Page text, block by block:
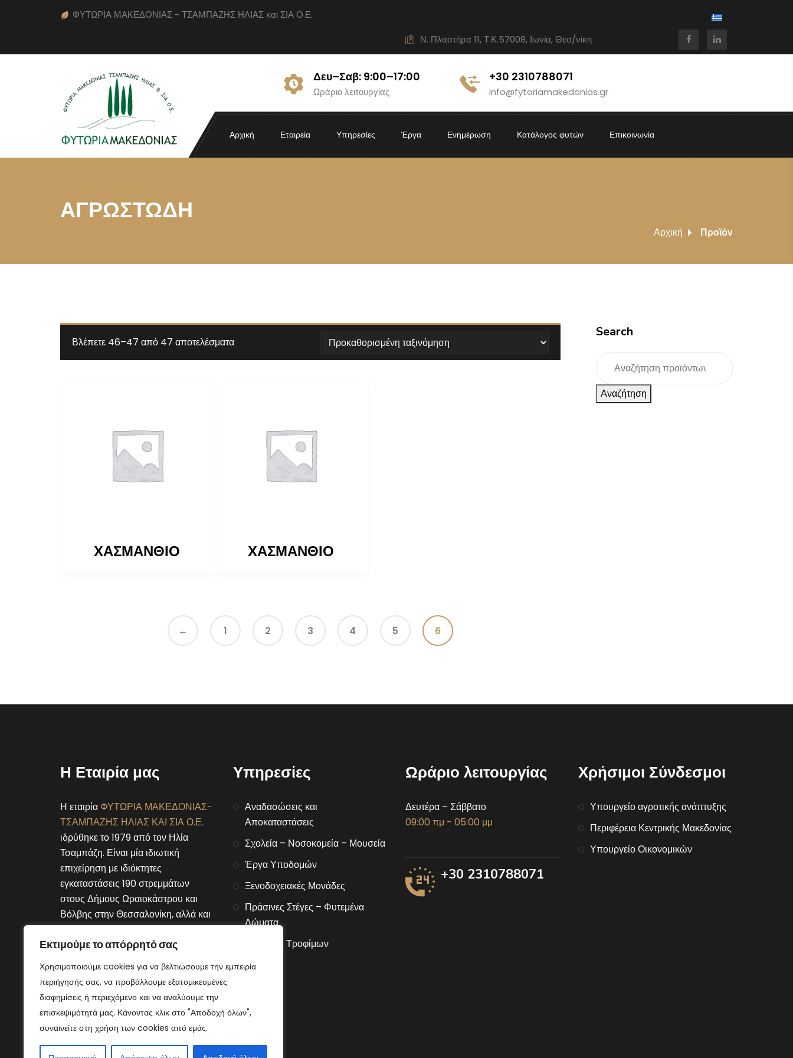
Εκτιμούμε το απόρρητό σας
Χρησιμοποιούμε cookies για να βελτιώσουμε την εμπειρία
περιήγησής σας, να προβάλλουμε εξατομικευμένες
διαφημίσεις ή περιεχόμενο και να αναλύουμε την
επισκεψιμότητά μας. Κάνοντας κλικ στο "Αποδοχή όλων",
συναινείτε στη χρήση των cookies από εμάς.
ΦΥΤΩΡΙΑ ΜΑΚΕΔΟΝΙΑΣ - ΤΣΑΜΠΑΖΗΣ ΗΛΙΑΣ και ΣΙΑ Ο.Ε.
Ν. Πλαστήρα 11, Τ.Κ.57008, Ιωνία, Θεσ/νίκη
Δευ–Σαβ: 9:00–17:00
Ωράριο λειτουργίας
+30 2310788071
info@fytoriamakedonias.gr
Αρχική Εταιρεία Υπηρεσίες Έργα Ενημέρωση Κατάλογος φυτών Επικοινωνία
ΑΓΡΩΣΤΩΔΗ
Αρχική Προϊόν
Βλέπετε 46–47 από 47 αποτελέσματα
ΧΑΣΜΑΝΘΙΟ ΧΑΣΜΑΝΘΙΟ
← 1 2 3 4 5 6
Search
Αναζήτηση
Η Εταιρία μας
Η εταιρία ΦΥΤΩΡΙΑ ΜΑΚΕΔΟΝΙΑΣ-
ΤΣΑΜΠΑΖΗΣ ΗΛΙΑΣ ΚΑΙ ΣΙΑ Ο.Ε.
ιδρύθηκε το 1979 από τον Ηλία
Τσαμπάζη. Είναι μία ιδιωτική
επιχείρηση με ιδιόκτητες
εγκαταστάσεις 190 στρεμμάτων
στους Δήμους Ωραιοκάστρου και
Βόλβης στην Θεσσαλονίκη, αλλά και
στον Δήμο Μουριών του νομού
Κιλκίς.
Connect With Us
Υπηρεσίες
Αναδασώσεις και
Αποκαταστάσεις
Σχολεία – Νοσοκομεία – Μουσεία
Έργα Υποδομών
Ξενοδοχειακές Μονάδες
Πράσινες Στέγες – Φυτεμένα
Δώματα
Αλυσίδες Τροφίμων
Ωράριο λειτουργίας
Δευτέρα – Σάββατο
09:00 πμ - 05:00 μμ
+30 2310788071
Χρήσιμοι Σύνδεσμοι
Υπουργείο αγροτικής ανάπτυξης
Περιφέρεια Κεντρικής Μακεδονίας
Υπουργείο Οικονομικών